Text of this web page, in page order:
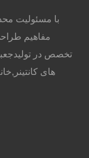
مفاهیم
تخصص در
های